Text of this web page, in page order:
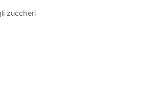
zuccheri